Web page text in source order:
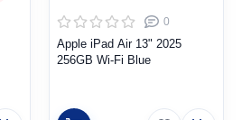
0
Apple iPad Air 13" 2025
256GB Wi-Fi Blue